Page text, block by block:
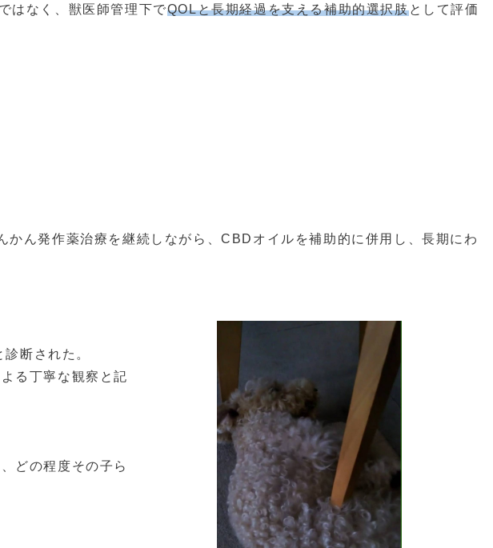
はなく、獣医師管理下でQOLと長期経過を支える補助的選択肢として評価
かん発作薬治療を継続しながら、CBDオイルを補助的に併用し、長期にわ
診断された。
る丁寧な観察と記
どの程度その子ら